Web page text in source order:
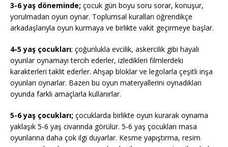
3-6 yaş döneminde; çocuk gün boyu soru sorar, konuşur,
yorulmadan oyun oynar. Toplumsal kuralları öğrendikçe
arkadaşlarıyla oyun kurmaya ve birlikte vakit geçirmeye başlar.
4-5 yaş çocukları; çoğunlukla evcilik, askercilik gibi hayali
oyunlar oynamayı tercih ederler, izledikleri filmlerdeki
karakterleri taklit ederler. Ahşap bloklar ve legolarla çeşitli inşa
oyunları oynarlar. Bazen bu oyun materyallerini oynadıkları
oyunda farklı amaçlarla kullanırlar.
5-6 yaş çocukları; çocuklarda birlikte oyun kurarak oynama
yaklaşık 5-6 yaş civarında görülür. 5-6 yaş çocukları masa
oyunlarına daha çok ilgi duyarlar. Kesme yapıştırma, resim